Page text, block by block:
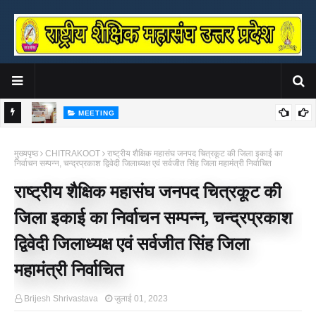
MEETING
मुख्यपृष्ठ CHITRAKOOT
राष्ट्रीय शैक्षिक महासंघ जनपद चित्रकूट की जिला इकाई का
निर्वाचन सम्पन्न, चन्द्रप्रकाश द्विवेदी जिलाध्यक्ष एवं सर्वजीत सिंह जिला महामंत्री निर्वाचित
राष्ट्रीय शैक्षिक महासंघ जनपद चित्रकूट की
जिला इकाई का निर्वाचन सम्पन्न, चन्द्रप्रकाश
द्विवेदी जिलाध्यक्ष एवं सर्वजीत सिंह जिला
महामंत्री निर्वाचित
Brijesh Shrivastava जुलाई 01, 2023